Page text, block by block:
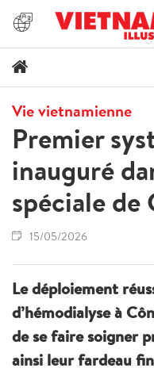
Vie vietnamienne
Premier
inauguré
spéciale de
15/05/2026
Le déploiement
d’hémodialyse à
de se faire soigner
ainsi leur fardeau